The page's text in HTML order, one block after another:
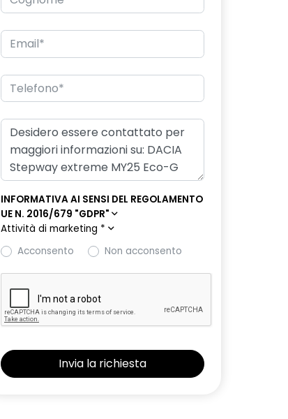
INFORMATIVA AI SENSI DEL REGOLAMENTO
UE N. 2016/679 "GDPR"
Attività di marketing *
Acconsento
Non acconsento